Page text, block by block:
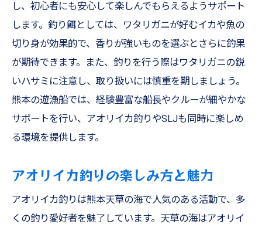
し、初心者にも安心して楽しんでもらえるようサポート
します。釣り餌としては、ワタリガニが好むイカや魚の
切り身が効果的で、香りが強いものを選ぶとさらに釣果
が期待できます。また、釣りを行う際はワタリガニの鋭
いハサミに注意し、取り扱いには慎重を期しましょう。
熊本の遊漁船では、経験豊富な船長やクルーが細やかな
サポートを行い、アオリイカ釣りやSLJも同時に楽しめ
る環境を提供します。
アオリイカ釣りの楽しみ方と魅力
アオリイカ釣りは熊本天草の海で人気のある活動で、多
くの釣り愛好者を魅了しています。天草の海はアオリイ